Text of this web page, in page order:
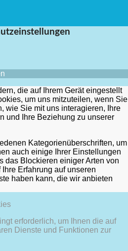
die auf Ihrem Gerät eingestellt
um uns mitzuteilen, wenn Sie
wie Sie mit uns interagieren, Ihre
und Ihre Beziehung zu unserer
Kategorienüberschriften, um
auch einige Ihrer Einstellungen
das Blockieren einiger Arten von
Erfahrung auf unseren
haben kann, die wir anbieten
erforderlich, um Ihnen die auf
Dienste und Funktionen zur